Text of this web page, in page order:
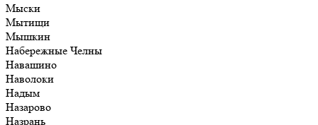
Мыски
Мытищи
Мышкин
Набережные Челны
Навашино
Наволоки
Надым
Назарово
Назрань